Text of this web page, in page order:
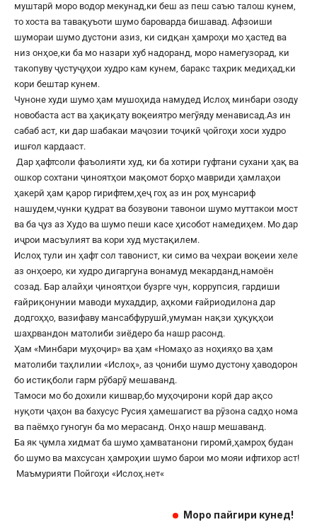
муштарӣ моро водор мекунад,ки беш аз пеш саъю талош кунем,
то хоста ва тавақуъоти шумо бароварда бишавад. Афзоиши
шумораи шумо дустони азиз, ки сидқан ҳамроҳи мо ҳастед ва
низ онҳое,ки ба мо назари хуб надоранд, моро намегузорад, ки
такопуву ҷустуҷуҳои худро кам кунем, баракс таҳрик медиҳад,ки
кори бештар кунем.
Чуноне худи шумо ҳам мушоҳида намудед Ислоҳ минбари озоду
новобаста аст ва ҳақиқату воқеиятро мегӯяду менависад.Аз ин
сабаб аст, ки дар шабакаи маҷозии тоҷикӣ ҷойгоҳи хоси худро
ишғол кардааст.
Дар ҳафтсоли фаъолияти худ, ки ба хотири гуфтани сухани ҳақ ва
ошкор сохтани ҷиноятҳои мақомот борҳо мавриди ҳамлаҳои
ҳакерӣ ҳам қарор гирифтем,ҳеҷ гоҳ аз ин роҳ мунсариф
нашудем,чунки қудрат ва бозувони тавонои шумо муттакои мост
ва ба ҷуз аз Худо ва шумо пеши касе ҳисобот намедиҳем. Мо дар
иҷрои масъулият ва кори худ мустақилем.
Ислоҳ тули ин ҳафт сол тавонист, ки симо ва чеҳраи воқеии хеле
аз онҳоеро, ки худро дигаргуна вонамуд мекарданд,намоён
созад. Бар алайҳи ҷиноятҳои бузрге чун, коррупсия, гардиши
ғайриқонунии маводи мухаддир, аҳкоми ғайриодилона дар
додгоҳҳо, вазифаву мансабфурушӣ,умуман нақзи ҳуқуқҳои
шаҳрвандон матолиби зиёдеро ба нашр расонд.
Ҳам «Минбари муҳоҷир» ва ҳам «Номаҳо аз ноҳияҳо ва ҳам
матолиби таҳлилии «Ислоҳ», аз ҷониби шумо дустону ҳаводорон
бо истиқболи гарм рӯбарӯ мешаванд.
Тамоси мо бо дохили кишвар,бо муҳоҷирони корӣ дар ақсо
нуқоти ҷаҳон ва бахусус Русия ҳамешагист ва рӯзона садҳо нома
ва паёмҳо гуногун ба мо мерасанд. Онҳо нашр мешаванд.
Ба як ҷумла хидмат ба шумо ҳамватанони гиромӣ,ҳамроҳ будан
бо шумо ва махсусан ҳамроҳии шумо барои мо мояи ифтихор аст!
Маъмурияти Пойгоҳи «Ислоҳ.нет«
Моро пайгири кунед!